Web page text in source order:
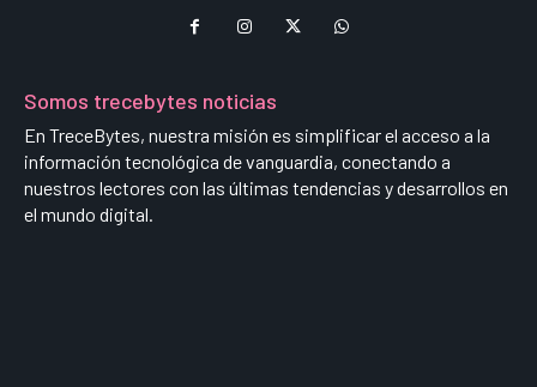
Somos trecebytes noticias
En TreceBytes, nuestra misión es simplificar el acceso a la
información tecnológica de vanguardia, conectando a
nuestros lectores con las últimas tendencias y desarrollos en
el mundo digital.